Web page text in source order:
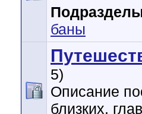
баны
5)
Описание
близких,